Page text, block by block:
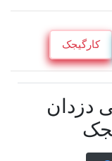
کارگیجک
دزدان